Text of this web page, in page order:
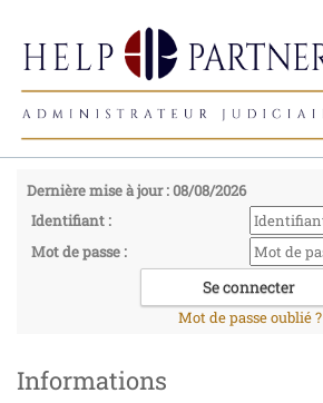
Dernière mise à jour : 08/08/2026
Identifiant :
Mot de passe :
Mot de passe oublié ?
Informations